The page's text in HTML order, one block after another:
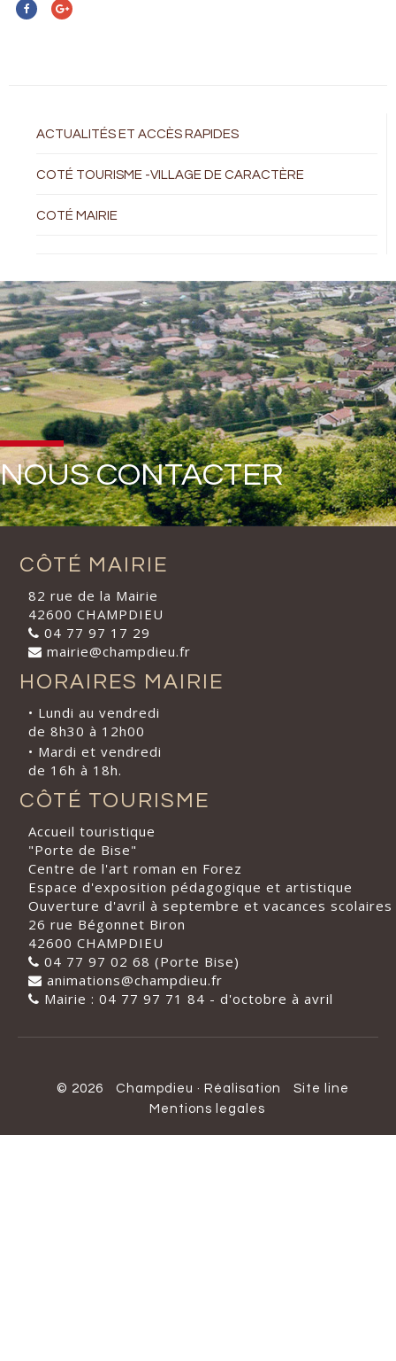
ACTUALITÉS ET ACCÈS RAPIDES
COTÉ TOURISME -VILLAGE DE CARACTÈRE
COTÉ MAIRIE
NOUS CONTACTER
CÔTÉ MAIRIE
82 rue de la Mairie
42600 CHAMPDIEU
04 77 97 17 29
mairie@champdieu.fr
HORAIRES MAIRIE
• Lundi au vendredi
de 8h30 à 12h00
• Mardi et vendredi
de 16h à 18h.
CÔTÉ TOURISME
Accueil touristique
"Porte de Bise"
Centre de l'art roman en Forez
Espace d'exposition pédagogique et artistique
Ouverture d'avril à septembre et vacances scolaires
26 rue Bégonnet Biron
42600 CHAMPDIEU
04 77 97 02 68 (Porte Bise)
animations@champdieu.fr
Mairie : 04 77 97 71 84 - d'octobre à avril
© 2026 Champdieu · Réalisation
Site line
Mentions legales